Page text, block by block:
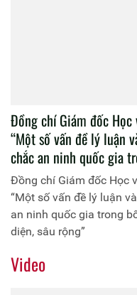
Đồng chí Giám đốc
“Một số vấn đề lý luận
chắc an ninh quốc gia
toàn diện, sâu rộng”
Đồng chí Giám đốc Học
“Một số vấn đề lý luận
an ninh quốc gia trong
diện, sâu rộng”
Video